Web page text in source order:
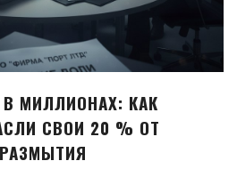
МИЛЛИОНАХ: КАК
СВОИ 20 % ОТ